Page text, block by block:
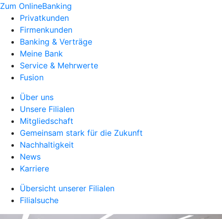
Zum OnlineBanking
Privatkunden
Firmenkunden
Banking & Verträge
Meine Bank
Service & Mehrwerte
Fusion
Über uns
Unsere Filialen
Mitgliedschaft
Gemeinsam stark für die Zukunft
Nachhaltigkeit
News
Karriere
Übersicht unserer Filialen
Filialsuche